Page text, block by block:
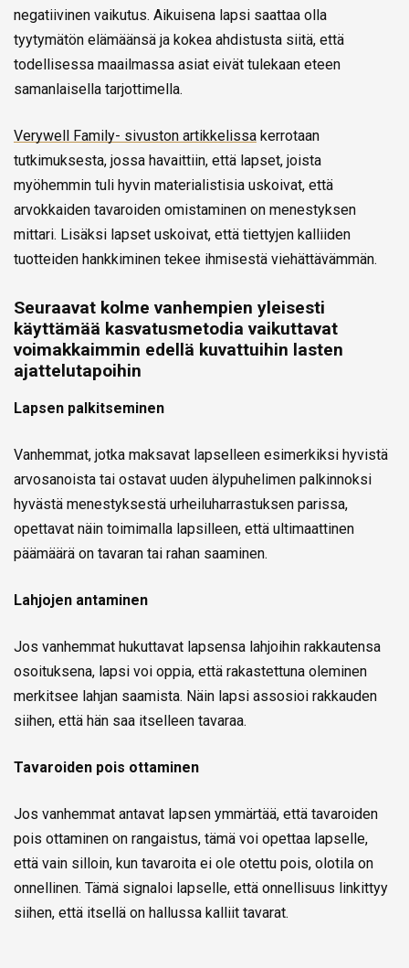
negatiivinen vaikutus. Aikuisena lapsi saattaa olla
tyytymätön elämäänsä ja kokea ahdistusta siitä, että
todellisessa maailmassa asiat eivät tulekaan eteen
samanlaisella tarjottimella.
Verywell Family- sivuston artikkelissa kerrotaan
tutkimuksesta, jossa havaittiin, että lapset, joista
myöhemmin tuli hyvin materialistisia uskoivat, että
arvokkaiden tavaroiden omistaminen on menestyksen
mittari. Lisäksi lapset uskoivat, että tiettyjen kalliiden
tuotteiden hankkiminen tekee ihmisestä viehättävämmän.
Seuraavat kolme vanhempien yleisesti
käyttämää kasvatusmetodia vaikuttavat
voimakkaimmin edellä kuvattuihin lasten
ajattelutapoihin
Lapsen palkitseminen
Vanhemmat, jotka maksavat lapselleen esimerkiksi hyvistä
arvosanoista tai ostavat uuden älypuhelimen palkinnoksi
hyvästä menestyksestä urheiluharrastuksen parissa,
opettavat näin toimimalla lapsilleen, että ultimaattinen
päämäärä on tavaran tai rahan saaminen.
Lahjojen antaminen
Jos vanhemmat hukuttavat lapsensa lahjoihin rakkautensa
osoituksena, lapsi voi oppia, että rakastettuna oleminen
merkitsee lahjan saamista. Näin lapsi assosioi rakkauden
siihen, että hän saa itselleen tavaraa.
Tavaroiden pois ottaminen
Jos vanhemmat antavat lapsen ymmärtää, että tavaroiden
pois ottaminen on rangaistus, tämä voi opettaa lapselle,
että vain silloin, kun tavaroita ei ole otettu pois, olotila on
onnellinen. Tämä signaloi lapselle, että onnellisuus linkittyy
siihen, että itsellä on hallussa kalliit tavarat.